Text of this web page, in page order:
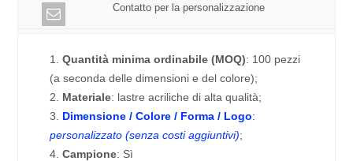
Contatto per la personalizzazione
1.Quantità minima ordinabile (MOQ): 100 pezzi
(a seconda delle dimensioni e del colore);
2. Materiale: lastre acriliche di alta qualità;
3. Dimensione / Colore / Forma / Logo:
personalizzato (senza costi aggiuntivi);
4.Campione: Sì